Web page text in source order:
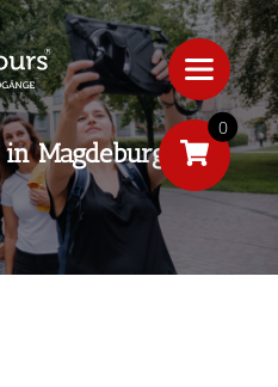
Magdeburg
0